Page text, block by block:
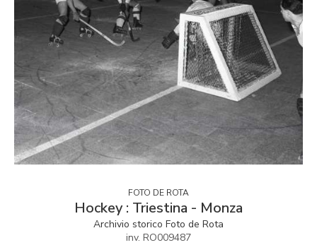
FOTO DE ROTA
Hockey : Triestina - Monza
Archivio storico Foto de Rota
inv. RO009487